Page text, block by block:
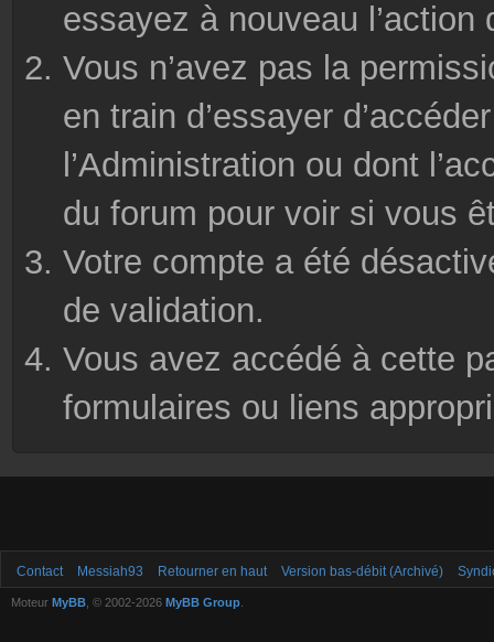
essayez à nouveau
Vous n’avez pas la
en train d’essayer
l’Administration ou dont
du forum pour voir si vous
Votre compte a été
de validation.
Vous avez accédé à cette
formulaires ou liens
Contact Messiah93 Retourner en haut Version bas-débit (Archivé)
Moteur MyBB , © 2002-2026 MyBB Group